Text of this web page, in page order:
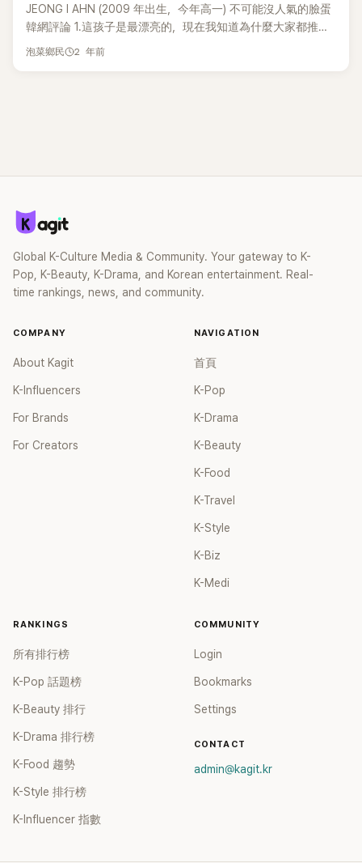
美。」、「風格好強，年紀小但視覺已經很猛。」 但反對聲音同樣
不小：「歌曲和聲音好像不太搭，但魅力是有的。」、「唱歌沒抓
到精髓，還是做點可愛路線吧。」、「跳得很好，但聲音真的不太
又大又有神，真想以那樣的臉生活看看ㅠ.ㅠ 10.舞跳得好、歌
也唱得讚，真是「六角形」偶像無誤11.人美又會擺表情、超有表
演天分，這點更加分12.每次看到都覺得神奇，怎麼可以五官這
在短影片中看到她都覺得魅力無法擋，忍不住多看好幾次才捨
得滑過去。9.臉蛋、身材、魅力全都有，真的無可挑剔。 10.太
美了，每次都感覺舞台表演超好，表情管理也很到位。11.Ian的
心情愉快，效果驚人。 19.最近在女團中最引人注目的就是她
哈，舞台表現超好，魅力滿滿，真是美到不行。21.在我眼裡有
點像是具荷拉＋孫娜恩＋高旻示的綜合感覺 22.好像是把具荷
拉和孫娜恩的特質混合起來一樣。23.簡直是名副其實的魅力小
在Heart to Heart現場表演真過癮。 25.Ian真的是有明星潛
感覺，超清新，哈哈哈，果然是我心中的選擇。27.美麗又可
愛，還有一種爽朗的帥氣，戴上髮帶看起來更有型。 28.光是
覺效果混合起來，太美了。30.照片似乎無法完全展現她的魅
力，要看影片才行。 31.看得停不下來，真是太美了，小寶貝。
32.展現魅力如同呼吸般自然，完全不會讓人覺得負擔，感覺她
就是為了當偶像而生，哈哈哈哈，舞台表現太好了，希望能多
瑛中學時期的明星感，感覺如果不當偶像不知道要做什麼。35.
孫娜恩，年底如果能翻唱Apink的歌一定很適合。 37.真的太美
了，性格又超可愛，哈哈哈哈，那天和Aina的互動笑到不行。
演總是感覺很安心，哈哈哈。42.魅力真的爆棚，哈哈哈哈，讓
的，哈哈哈哈哈，自己的影片超有趣，太可愛了，嗚嗚。44.像
是Nayeon一樣，偶像的典範，知道為什麼是C位。45.不覺得
像。 46.真的超級美，但又有點孩子氣，性格又可愛搞笑，哈
哈哈哈哈哈，魅力太驚人了。47.我也看了好幾次，哈哈，太美
了，表現太好了。48.有魅力，看挑戰影片爆紅就知道她有明星
潛質，團體成績也很好，讓我驚訝。
JEONG I AHN (2009 年出生，今年高一) 不可能沒人氣的臉蛋
韓網評論 1.這孩子是最漂亮的，現在我知道為什麼大家都推她
了，哈哈哈哈哈2.Karina出現了，而且也太美了吧3.有Karina的
成熟一些14.她是最美的，長得像Karina，完全是中心位的長相
哈，正符合現在的審美17.生活照比預告照更美，找到合適的妝
容後會更漂亮，期待她的成長18.真的很吸引目光，妝容的話隨
著活動慢慢找適合的就好 19.預告裡有Karina的感覺，但生活照
妝後更美21.看影片的時候，真的超級驚豔 22.我原本就想到
孩子，居然是2009年出生，好美喔24.哇，怎麼又出現這麼美
的美女呢
泡菜鄉民 2 年前
Global K-Culture Media & Community. Your gateway to K-
Pop, K-Beauty, K-Drama, and Korean entertainment. Real-
time rankings, news, and community.
COMPANY
About Kagit
K-Influencers
For Brands
For Creators
NAVIGATION
首頁
K-Pop
K-Drama
K-Beauty
K-Food
K-Travel
K-Style
K-Biz
K-Medi
RANKINGS
所有排行榜
K-Pop 話題榜
K-Beauty 排行
K-Drama 排行榜
K-Food 趨勢
K-Style 排行榜
K-Influencer 指數
COMMUNITY
Login
Bookmarks
Settings
CONTACT
admin@kagit.kr